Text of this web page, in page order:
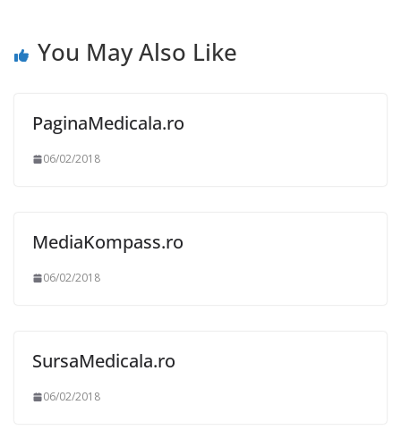
You May Also Like
PaginaMedicala.ro
06/02/2018
MediaKompass.ro
06/02/2018
SursaMedicala.ro
06/02/2018